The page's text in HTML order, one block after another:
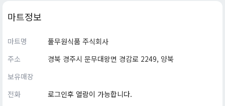
마트정보
마트명
풀무원식품 주식회사
주소
경북 경주시 문무대왕면 경감로 2249, 양북
보유매장
전화
로그인후 열람이 가능합니다.